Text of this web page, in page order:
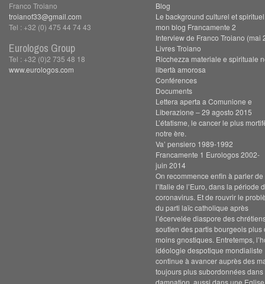
Franco Troiano
troianof33@gmail.com
Tel : +32 (0) 475 44 74 43
Eurologos Group
Tel : +32 (0)2 735 48 18
www.eurologos.com
Blog
Le background culturel et
mon blog Francamente 2
Interview de Franco Troiano (mai
Livres Troiano
Ricchezza materiale e spirituale
libertà amorosa
Conférences
Documents
Lettera aperta a Comunione e
Liberazione – 29 agosto 2015
L’étatisme, le cancer le plus
notre ère.
Va’ pensiero 1989-1992
Francamente 1 Eurologos 2002-
juin 2014
On recommence enfin à parler de
l’Italie de l’Euro, dans la période
coronavirus. Et de rouvrir le
du parti laïc catholique après
l’écervelée diaspore des
soutien des partis bourgeois plus
moins gnostiques. Entretemps,
idéologie despotique mondialiste
continue à avancer auprès des
toujours plus subordonnées dans
damnation, aussi dans une Eglise